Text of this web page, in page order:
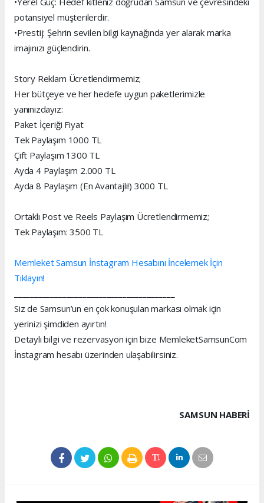
potansiyel müşterilerdir.
•Prestij: Şehrin sevilen bilgi kaynağında yer alarak marka
imajınızı güçlendirin.
Story Reklam Ücretlendirmemiz;
Her bütçeye ve her hedefe uygun paketlerimizle
yanınızdayız:
Paket İçeriği Fiyat
Tek Paylaşım 1000 TL
Çift Paylaşım 1300 TL
Ayda 4 Paylaşım 2.000 TL
Ayda 8 Paylaşım (En Avantajlı!) 3000 TL
Ortaklı Post ve Reels Paylaşım Ücretlendirmemiz;
Tek Paylaşım: 3500 TL
Memleket Samsun İnstagram Hesabını İncelemek İçin
Tıklayın!
Siz de Samsun’un en çok konuşulan markası olmak için
yerinizi şimdiden ayırtın!
Detaylı bilgi ve rezervasyon için bize MemleketSamsunCom
İnstagram hesabı üzerinden ulaşabilirsiniz.
SAMSUN HABERİ